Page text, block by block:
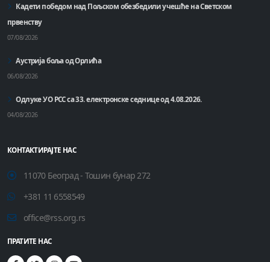
Кадети победом над Пољском обезбедили учешће на Светском
првенству
07/08/2026
Аустрија боља од Орлића
06/08/2026
Одлуке УО РСС са 33. електронске седнице од 4.08.2026.
04/08/2026
КОНТАКТИРАЈТЕ НАС
11070 Београд - Тошин бунар 272
+381 11 6558549
office@rss.org.rs
ПРАТИТЕ НАС